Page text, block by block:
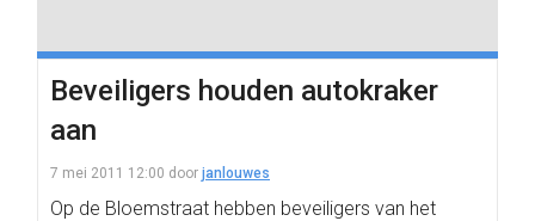
Beveiligers houden autokraker
aan
7 mei 2011 12:00 door janlouwes
Op de Bloemstraat hebben beveiligers van het